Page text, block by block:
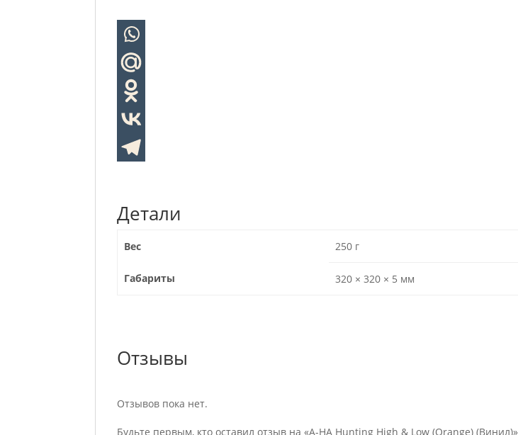
Детали
Вес 250 г
Габариты 320 × 320 × 5 мм
Отзывы
Отзывов пока нет.
Будьте первым, кто оставил отзыв на «A-HA Hunting High & Low (Orange) (Винил)»